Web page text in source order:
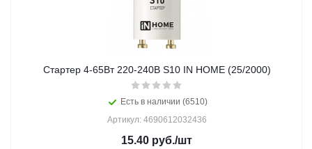
Стартер 4-65Вт 220-240В S10 IN HOME (25/2000)
Есть в наличии (6510)
Артикул: 4690612032436
15.40 руб./шт